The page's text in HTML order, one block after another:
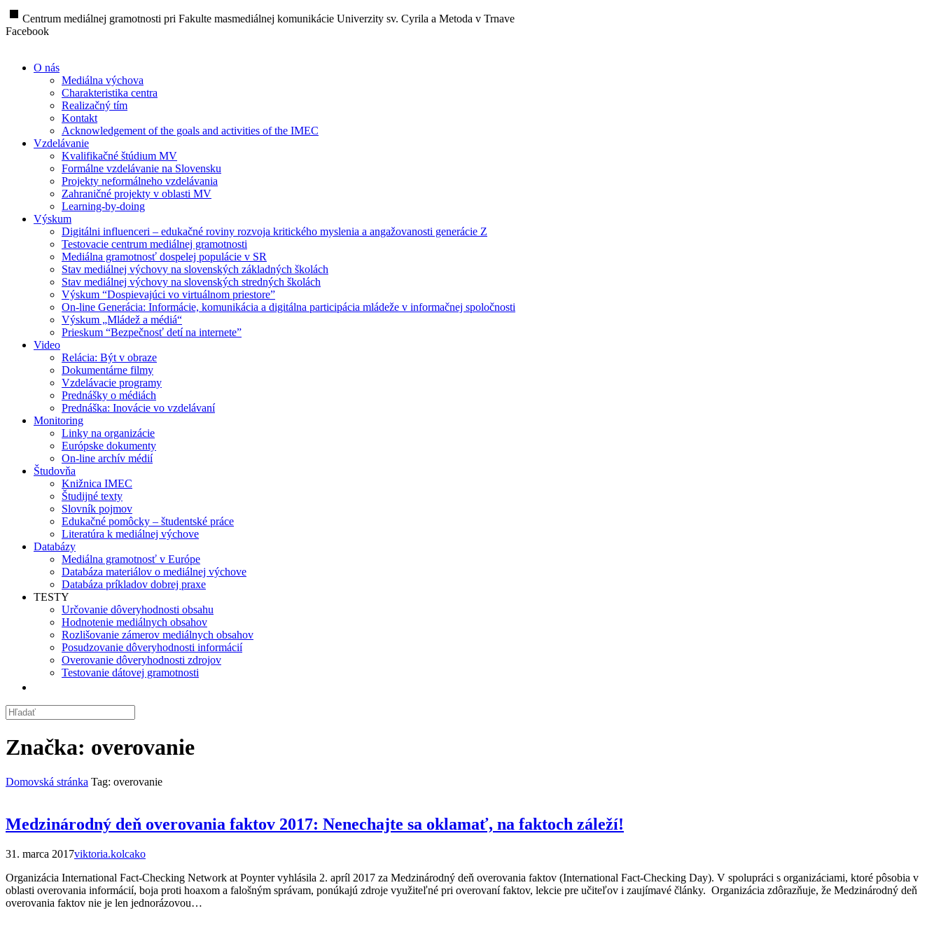
stop Centrum mediálnej gramotnosti pri Fakulte masmediálnej komunikácie Univerzity sv. Cyrila a Metoda v Trnave
Facebook
O nás
Mediálna výchova
Charakteristika centra
Realizačný tím
Kontakt
Acknowledgement of the goals and activities of the IMEC
Vzdelávanie
Kvalifikačné štúdium MV
Formálne vzdelávanie na Slovensku
Projekty neformálneho vzdelávania
Zahraničné projekty v oblasti MV
Learning-by-doing
Výskum
Digitálni influenceri – edukačné roviny rozvoja kritického myslenia a angažovanosti generácie Z
Testovacie centrum mediálnej gramotnosti
Mediálna gramotnosť dospelej populácie v SR
Stav mediálnej výchovy na slovenských základných školách
Stav mediálnej výchovy na slovenských stredných školách
Výskum “Dospievajúci vo virtuálnom priestore”
On-line Generácia: Informácie, komunikácia a digitálna participácia mládeže v informačnej spoločnosti
Výskum „Mládež a médiá“
Prieskum “Bezpečnosť detí na internete”
Video
Relácia: Být v obraze
Dokumentárne filmy
Vzdelávacie programy
Prednášky o médiách
Prednáška: Inovácie vo vzdelávaní
Monitoring
Linky na organizácie
Európske dokumenty
On-line archív médií
Študovňa
Knižnica IMEC
Študijné texty
Slovník pojmov
Edukačné pomôcky – študentské práce
Literatúra k mediálnej výchove
Databázy
Mediálna gramotnosť v Európe
Databáza materiálov o mediálnej výchove
Databáza príkladov dobrej praxe
TESTY
Určovanie dôveryhodnosti obsahu
Hodnotenie mediálnych obsahov
Rozlišovanie zámerov mediálnych obsahov
Posudzovanie dôveryhodnosti informácií
Overovanie dôveryhodnosti zdrojov
Testovanie dátovej gramotnosti
Značka: overovanie
Domovská stránka Tag: overovanie
Medzinárodný deň overovania faktov 2017: Nenechajte sa oklamať, na faktoch záleží!
31. marca 2017viktoria.kolcako
Organizácia International Fact-Checking Network at Poynter vyhlásila 2. apríl 2017 za Medzinárodný deň overovania faktov (International Fact-Checking Day). V spolupráci s organizáciami, ktoré pôsobia v
oblasti overovania informácií, boja proti hoaxom a falošným správam, ponúkajú zdroje využiteľné pri overovaní faktov, lekcie pre učiteľov i zaujímavé články. Organizácia zdôrazňuje, že Medzinárodný deň
overovania faktov nie je len jednorázovou…